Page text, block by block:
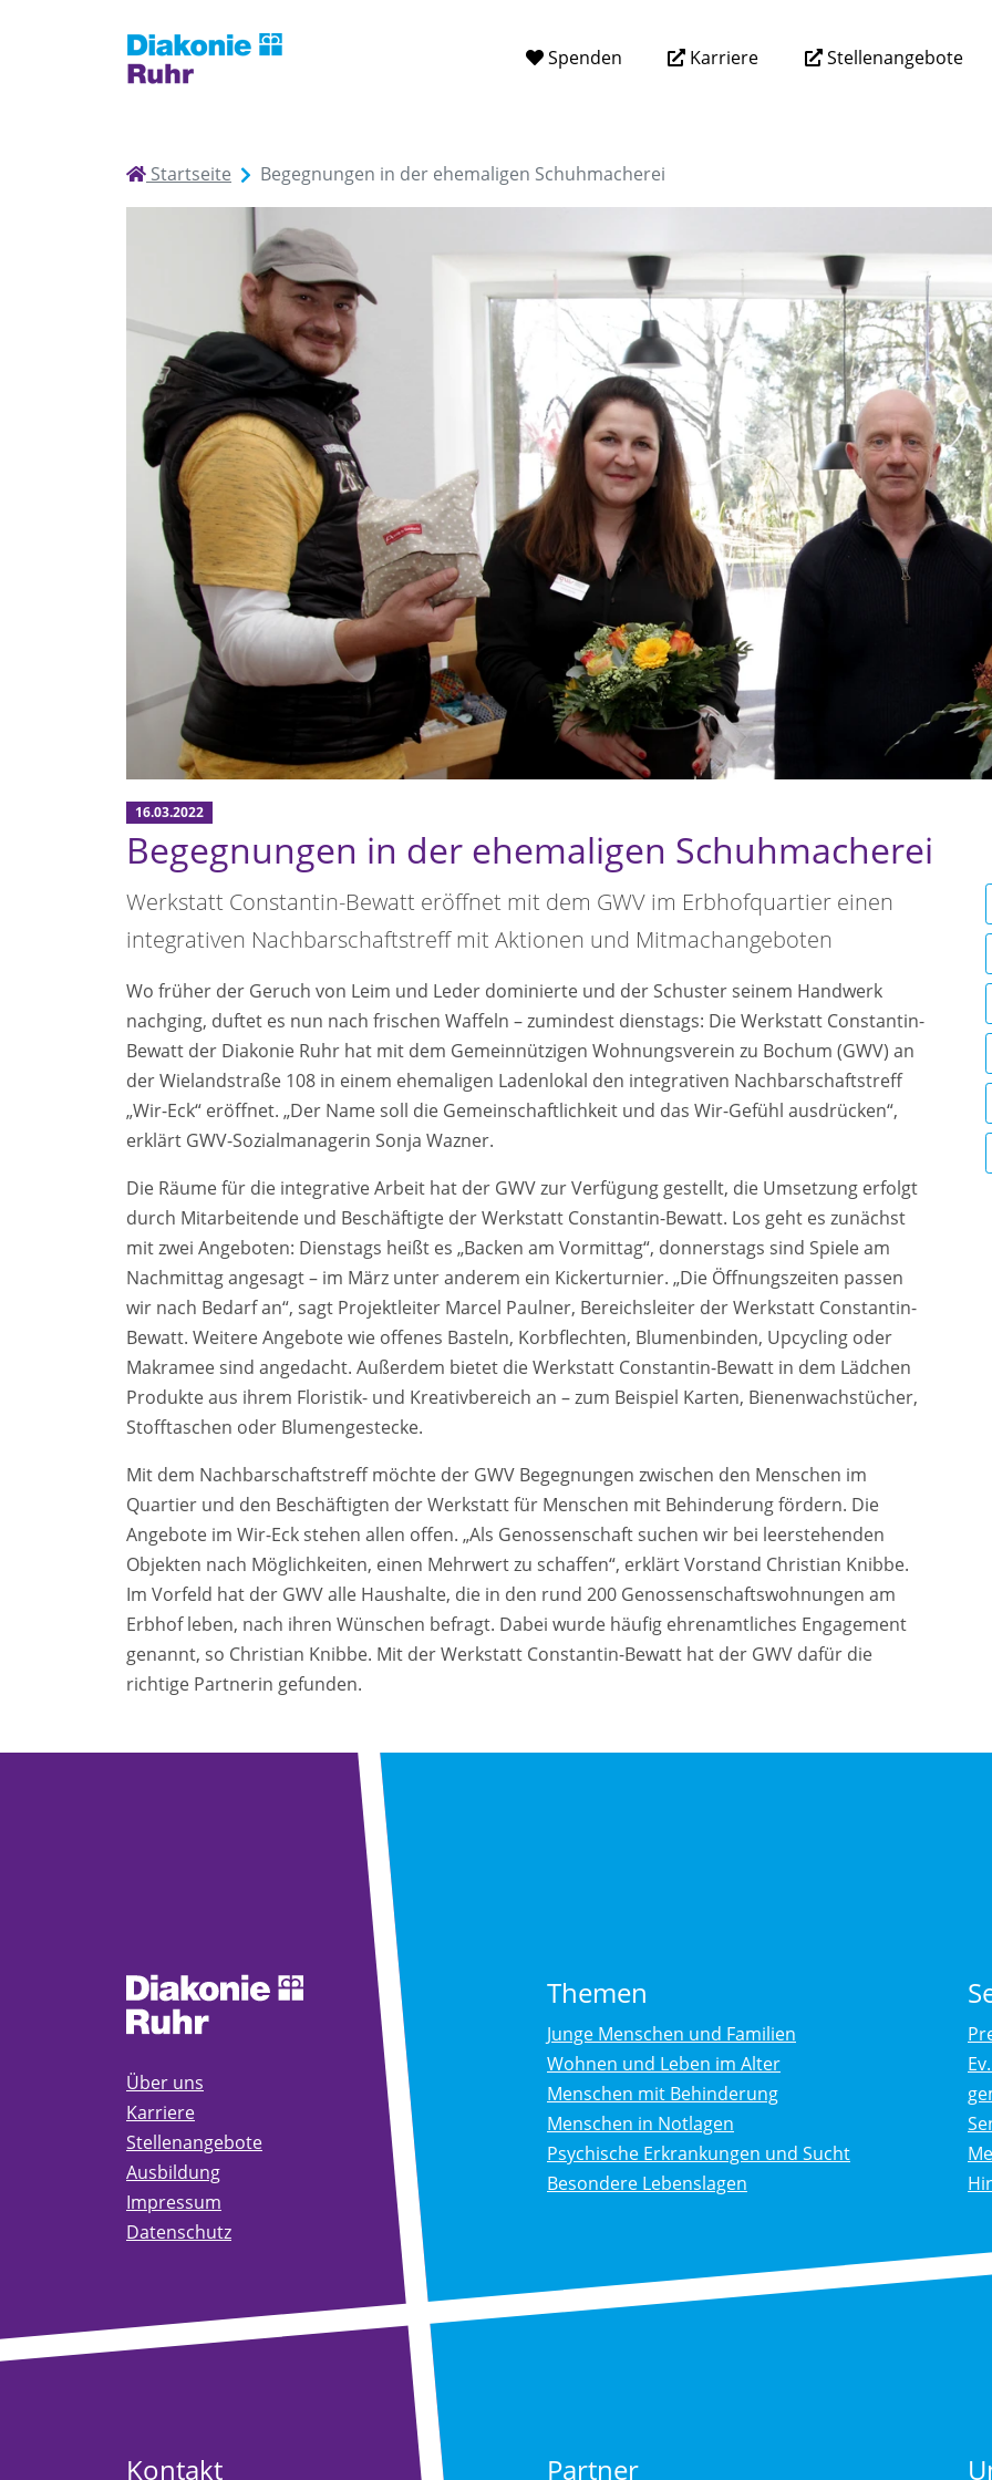
Spenden Karriere Stellenangebote
Startseite Begegnungen in der ehemaligen Schuhmacherei
16.03.2022
Begegnungen in der ehemaligen Schuhmacherei
Werkstatt Constantin-Bewatt eröffnet mit dem GWV im Erbhofquartier einen
integrativen Nachbarschaftstreff mit Aktionen und Mitmachangeboten
Wo früher der Geruch von Leim und Leder dominierte und der Schuster seinem Handwerk
nachging, duftet es nun nach frischen Waffeln – zumindest dienstags: Die Werkstatt Constantin-
Bewatt der Diakonie Ruhr hat mit dem Gemeinnützigen Wohnungsverein zu Bochum (GWV) an
der Wielandstraße 108 in einem ehemaligen Ladenlokal den integrativen Nachbarschaftstreff
„Wir-Eck“ eröffnet. „Der Name soll die Gemeinschaftlichkeit und das Wir-Gefühl ausdrücken“,
erklärt GWV-Sozialmanagerin Sonja Wazner.
Die Räume für die integrative Arbeit hat der GWV zur Verfügung gestellt, die Umsetzung erfolgt
durch Mitarbeitende und Beschäftigte der Werkstatt Constantin-Bewatt. Los geht es zunächst
mit zwei Angeboten: Dienstags heißt es „Backen am Vormittag“, donnerstags sind Spiele am
Nachmittag angesagt – im März unter anderem ein Kickerturnier. „Die Öffnungszeiten passen
wir nach Bedarf an“, sagt Projektleiter Marcel Paulner, Bereichsleiter der Werkstatt Constantin-
Bewatt. Weitere Angebote wie offenes Basteln, Korbflechten, Blumenbinden, Upcycling oder
Makramee sind angedacht. Außerdem bietet die Werkstatt Constantin-Bewatt in dem Lädchen
Produkte aus ihrem Floristik- und Kreativbereich an – zum Beispiel Karten, Bienenwachstücher,
Stofftaschen oder Blumengestecke.
Mit dem Nachbarschaftstreff möchte der GWV Begegnungen zwischen den Menschen im
Quartier und den Beschäftigten der Werkstatt für Menschen mit Behinderung fördern. Die
Angebote im Wir-Eck stehen allen offen. „Als Genossenschaft suchen wir bei leerstehenden
Objekten nach Möglichkeiten, einen Mehrwert zu schaffen“, erklärt Vorstand Christian Knibbe.
Im Vorfeld hat der GWV alle Haushalte, die in den rund 200 Genossenschaftswohnungen am
Erbhof leben, nach ihren Wünschen befragt. Dabei wurde häufig ehrenamtliches Engagement
genannt, so Christian Knibbe. Mit der Werkstatt Constantin-Bewatt hat der GWV dafür die
richtige Partnerin gefunden.
Über uns
Karriere
Stellenangebote
Ausbildung
Impressum
Datenschutz
Themen
Junge Menschen und Familien
Wohnen und Leben im Alter
Menschen mit Behinderung
Menschen in Notlagen
Psychische Erkrankungen und Sucht
Besondere Lebenslagen
Kontakt Partner